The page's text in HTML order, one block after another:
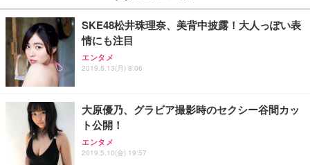
￥27,999
Sezlife オフィスチェア デスクチェア 疲れない テレ
ワーク チェア 強化バックレスト 30度ロッキング機
能 人間工学 椅子 腰サポート 90度跳ね上げ式アーム
務用 おしゃれ パソコンチェア (ブラック)
Sezlife オフィスチェア デスクチェア 疲れない テレ
ワーク チェア 強化バックレスト 30度ロッキング機
能 人間工学 椅子 腰サポート 90度跳ね上げ式アーム
￥109,572
【純正品】27"ゲーミングモニター DualSense 充電
フック付き（CFI-ZDM1J）
【整備済み品】Dell E2724HS 27インチ 液晶モニタ
ー フルHD（1920×1080）VA 非光沢 HDMI/DisplayP
ort/VGA スピーカー内蔵 高さ調整 スイベル VESA対
￥3,234
ネオ・ルーライフ ネオ・オムツ L 中型犬用 26枚入
り 単品
Smart Basic(スマートベーシック) 【Amazon.co.jp
限定】 Smart Basic アイリスオーヤマ ペットシーツ
超厚型 お徳用 ワイド 100枚入 (x 1) (ケース販売)
SKE48松井珠理奈、美背中披露！大人っぽい表
情にも注目
エンタメ
2019.5.13(月) 8:06
大原優乃、グラビア撮影時のセクシー谷間カッ
ト公開！
エンタメ
2019.5.10(金) 19:57